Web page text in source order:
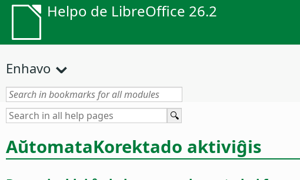
Helpo de LibreOffice 26.2
Enhavo
AŭtomataKorektado aktiviĝis